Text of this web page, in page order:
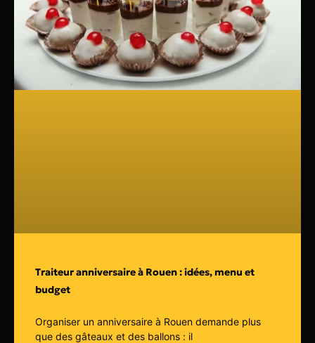
Traiteur anniversaire à Rouen : idées, menu et
budget
Organiser un anniversaire à Rouen demande plus
que des gâteaux et des ballons : il